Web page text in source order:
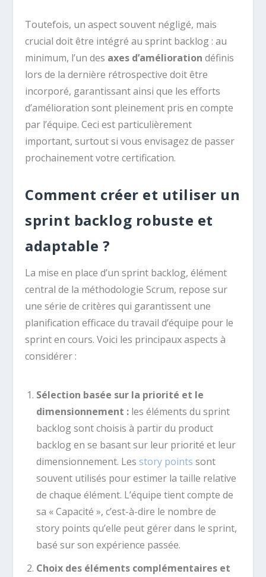
Toutefois, un aspect souvent négligé, mais
crucial doit être intégré au sprint backlog : au
minimum, l’un des axes d’améliorationdéfinis
lors de la dernière rétrospective doit être
incorporé, garantissant ainsi que les efforts
d’amélioration sont pleinement pris en compte
par l’équipe. Ceci est particulièrement
important, surtout si vous envisagez de passer
prochainement votre certification.
Comment créer et utiliser un
sprint backlog robuste et
adaptable ?
La mise en place d’un sprint backlog, élément
central de la méthodologie Scrum, repose sur
une série de critères qui garantissent une
planification efficace du travail d’équipe pour le
sprint en cours. Voici les principaux aspects à
considérer :
Sélection basée sur la priorité et le
dimensionnement :les éléments du sprint
backlog sont choisis à partir du product
backlog en se basant sur leur priorité et leur
dimensionnement. Les story points sont
souvent utilisés pour estimer la taille relative
de chaque élément. L’équipe tient compte de
sa « Capacité », c’est-à-dire le nombre de
story points qu’elle peut gérer dans le sprint,
basé sur son expérience passée.
Choix des éléments complémentaires et